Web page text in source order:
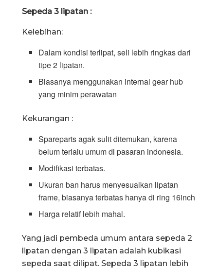
Sepeda 3 lipatan :
Kelebihan:
Dalam kondisi terlipat, seli lebih ringkas dari
tipe 2 lipatan.
Biasanya menggunakan internal gear hub
yang minim perawatan
Kekurangan :
Spareparts agak sulit ditemukan, karena
belum terlalu umum di pasaran indonesia.
Modifikasi terbatas.
Ukuran ban harus menyesuaikan lipatan
frame, biasanya terbatas hanya di ring 16inch
Harga relatif lebih mahal.
Yang jadi pembeda umum antara sepeda 2
lipatan dengan 3 lipatan adalah kubikasi
sepeda saat dilipat. Sepeda 3 lipatan lebih